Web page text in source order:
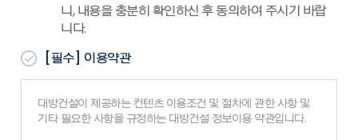
니, 내용을 충분히 확인하신 후 동의하여 주시기 바랍
니다.
[필수] 이용약관
대방건설이 제공하는 컨텐츠 이용조건 및 절차에 관한 사항 및
기타 필요한 사항을 규정하는 대방건설 정보이용 약관입니다.